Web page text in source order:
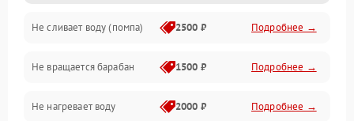
Водоснабжение
Слив
Программное обеспечение
Не сливает воду (помпа) 2500 ₽ Подробнее →
Не вращается барабан 1500 ₽ Подробнее →
Не нагревает воду 2000 ₽ Подробнее →